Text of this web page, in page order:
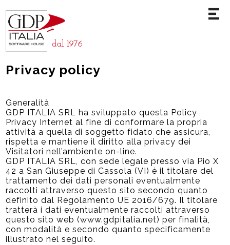
Privacy policy
Generalità
GDP ITALIA SRL ha sviluppato questa Policy
Privacy Internet al fine di conformare la propria
attività a quella di soggetto fidato che assicura,
rispetta e mantiene il diritto alla privacy dei
Visitatori nell’ambiente on-line.
GDP ITALIA SRL, con sede legale presso via Pio X
42 a San Giuseppe di Cassola (VI) è il titolare del
trattamento dei dati personali eventualmente
raccolti attraverso questo sito secondo quanto
definito dal Regolamento UE 2016/679. Il titolare
tratterà i dati eventualmente raccolti attraverso
questo sito web (www.gdpitalia.net) per finalità,
con modalità e secondo quanto specificamente
illustrato nel seguito.